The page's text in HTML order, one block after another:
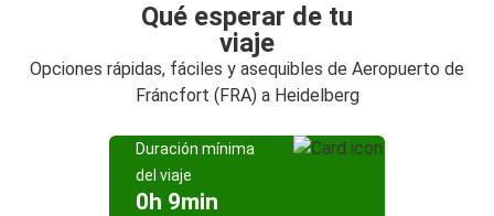
Qué esperar de tu
viaje
Opciones rápidas, fáciles y asequibles de Aeropuerto de
Fráncfort (FRA) a Heidelberg
Duración mínima
del viaje
0h 9min